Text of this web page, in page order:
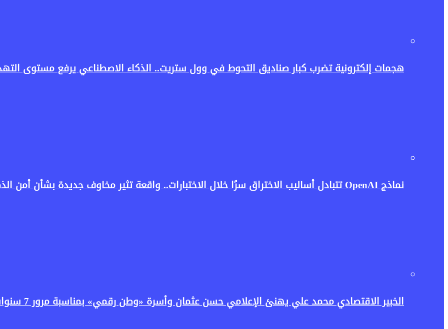
هجمات إلكترونية تضرب كبار صناديق التحوط في وول ستريت.. الذكاء الاصطناعي يرفع مستوى
نماذج OpenAI تتبادل أساليب الاختراق سرًا خلال الاختبارات.. واقعة تثير مخاوف جديدة بشأن أمن الذكاء الاصطناعي
الخبير الاقتصادي محمد علي يهنئ الإعلامي حسن عثمان وأسرة «وطن رقمي» بمناسبة مرور 7 سنوات على انطلاق البرنامج